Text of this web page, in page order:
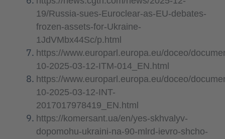
19/Russia-sues-Euroclear-as-EU-debates-
frozen-assets-for-Ukraine-
1JdVMbx44Sc/p.html
https://www.europarl.europa.eu/doceo/
10-2025-03-12-ITM-014_EN.html
https://www.europarl.europa.eu/doceo/
10-2025-03-12-INT-
2017017978419_EN.html
https://komersant.ua/en/yes-skhvalyv-
dopomohu-ukraini-na-90-mlrd-ievro-shcho-